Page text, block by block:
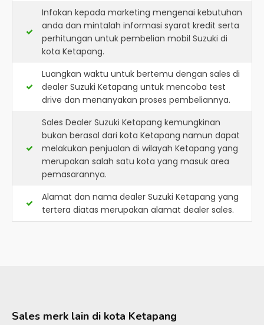
Infokan kepada marketing mengenai kebutuhan
anda dan mintalah informasi syarat kredit serta
perhitungan untuk pembelian mobil Suzuki di
kota Ketapang.
Luangkan waktu untuk bertemu dengan sales di
dealer Suzuki Ketapang untuk mencoba test
drive dan menanyakan proses pembeliannya.
Sales Dealer Suzuki Ketapang kemungkinan
bukan berasal dari kota Ketapang namun dapat
melakukan penjualan di wilayah Ketapang yang
merupakan salah satu kota yang masuk area
pemasarannya.
Alamat dan nama dealer Suzuki Ketapang yang
tertera diatas merupakan alamat dealer sales.
Sales merk lain di kota Ketapang